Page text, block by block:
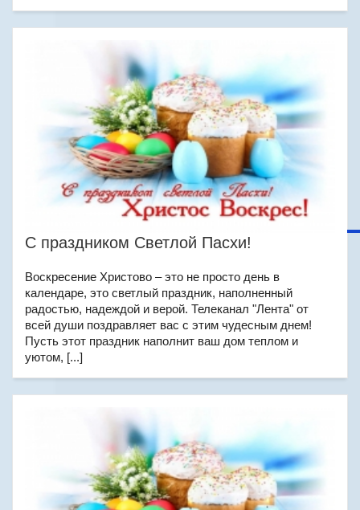
С праздником Светлой Пасхи!
Воскресение Христово – это не просто день в
календаре, это светлый праздник, наполненный
радостью, надеждой и верой. Телеканал "Лента" от
всей души поздравляет вас с этим чудесным днем!
Пусть этот праздник наполнит ваш дом теплом и
уютом, [...]